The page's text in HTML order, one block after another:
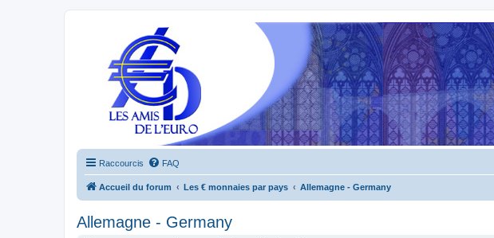
Raccourcis FAQ
Accueil du forum Les € monnaies par pays Allemagne - Germany
Allemagne - Germany